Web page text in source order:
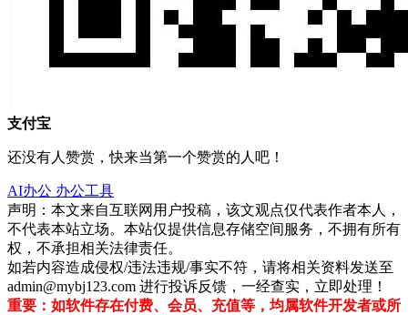
支付宝
还没有人赞赏，快来当第一个赞赏的人吧！
AI办公 办公工具
声明：本文来自互联网用户投稿，该文观点仅代表作者本人，
不代表本站立场。本站仅提供信息存储空间服务，不拥有所有
权，不承担相关法律责任。
如若内容造成侵权/违法违规/事实不符，请将相关资料发送至
admin@mybj123.com 进行投诉反馈，一经查实，立即处理！
重要：如软件存在付费、会员、充值等，均属软件开发者或所